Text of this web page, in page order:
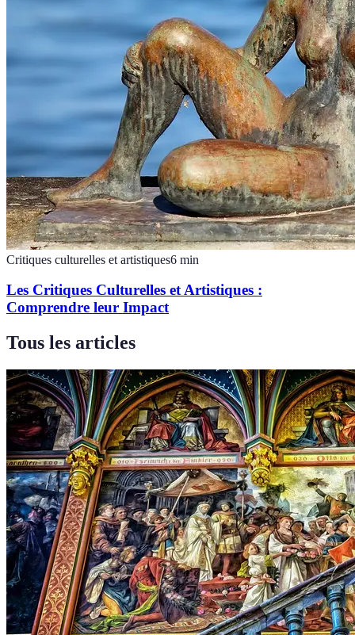
Critiques culturelles et artistiques6 min
Les Critiques Culturelles et Artistiques :
Comprendre leur Impact
Tous les articles